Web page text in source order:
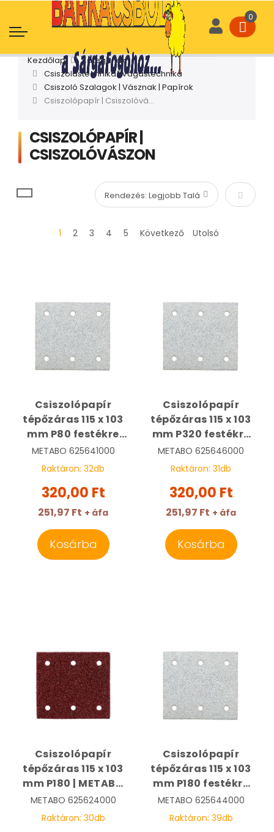
Kezdőlap
Kategóriák
Csiszolástechnika | Vágástechnika
Csiszoló Szalagok | Vásznak | Papírok
Csiszolópapír | Csiszolóvászon
CSISZOLÓPAPÍR |
CSISZOLÓVÁSZON
1 2 3 4 5 Következő Utolsó
Csiszolópapír
tépőzáras 115 x 103
mm P80 festékre
fehér | METABO
625641000
METABO 625641000
Raktáron: 32db
320,00 Ft
251,97 Ft + áfa
Kosárba
Csiszolópapír
tépőzáras 115 x 103
mm P320 festékre
fehér | METABO
625646000
METABO 625646000
Raktáron: 31db
320,00 Ft
251,97 Ft + áfa
Kosárba
Csiszolópapír
tépőzáras 115 x 103
mm P180 | METABO
625624000
METABO 625624000
Raktáron: 30db
Csiszolópapír
tépőzáras 115 x 103
mm P180 festékre
fehér | METABO
625644000
METABO 625644000
Raktáron: 39db